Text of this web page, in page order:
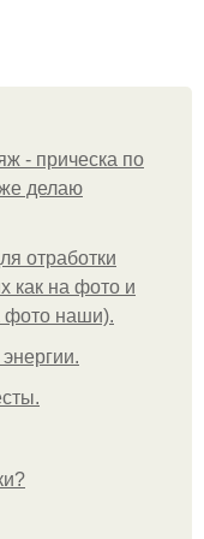
- прическа по
делаю
отработки
как на фото и
фото наши).